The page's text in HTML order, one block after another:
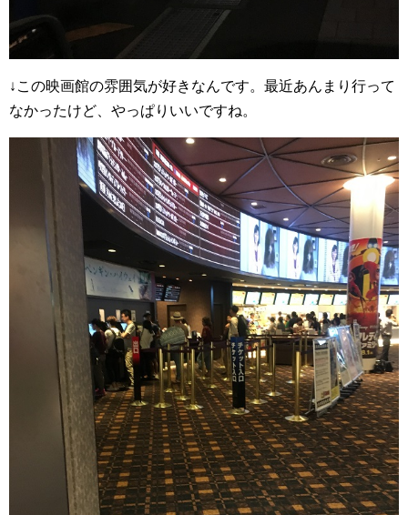
↓この映画館の雰囲気が好きなんです。最近あんまり行って
なかったけど、やっぱりいいですね。